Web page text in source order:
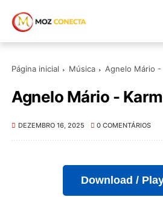
Página inicial Música Agnelo Mário -
Agnelo Mário -
DEZEMBRO 16, 2025 0 COMENTÁRIOS
Download /